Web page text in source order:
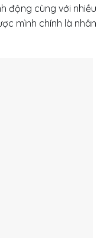
động cùng với nhiều
mình chính là nhân